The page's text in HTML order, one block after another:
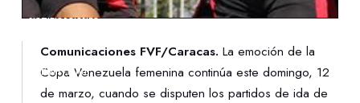
NOTIFICACIONES
NORMATIVAS
Comunicaciones FVF/Caracas. La emoción de la
Copa Venezuela femenina continúa este domingo, 12
de marzo, cuando se disputen los partidos de ida de